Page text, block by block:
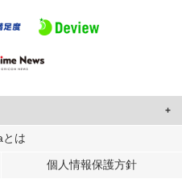
ザーに合わせたコンテンツや広告の
とは
個人情報保護方針